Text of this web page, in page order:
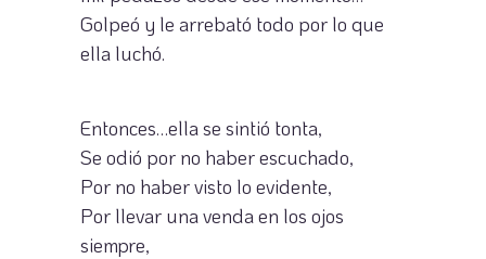
Golpeó y le arrebató todo por lo que
ella luchó.
Entonces…ella se sintió tonta,
Se odió por no haber escuchado,
Por no haber visto lo evidente,
Por llevar una venda en los ojos
siempre,